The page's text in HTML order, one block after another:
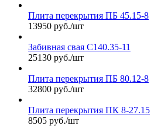
Плита перекрытия ПБ 45.15-8
13950 руб./шт
Забивная свая С140.35-11
25130 руб./шт
Плита перекрытия ПБ 80.12-8
32800 руб./шт
Плита перекрытия ПК 8-27.15
8505 руб./шт